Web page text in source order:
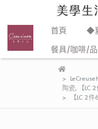
首頁 ◆
餐具/咖啡/
陶瓷,
【
【LC 2